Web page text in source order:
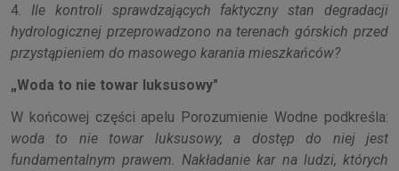
4. Ile kontroli sprawdzających faktyczny stan degradacji
hydrologicznej przeprowadzono na terenach górskich przed
przystąpieniem do masowego karania mieszkańców?
„Woda to nie towar luksusowy"
W końcowej części apelu Porozumienie Wodne podkreśla:
woda to nie towar luksusowy, a dostęp do niej jest
fundamentalnym prawem. Nakładanie kar na ludzi, których